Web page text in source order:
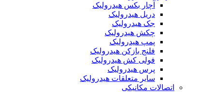
آچار بکس هیدرولیک
دریل هیدرولیک
جک هیدرولیک
چکش هیدرولیک
پمپ هیدرولیک
فلنج بازکن هیدرولیک
فولی کش هیدرولیک
پرس هیدرولیک
سایر متعلقات هیدرولیک
اتصالات مکانیکی